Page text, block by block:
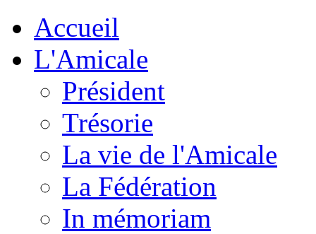
Accueil
L'Amicale
Président
Trésorie
La vie de l'Amicale
La Fédération
In mémoriam